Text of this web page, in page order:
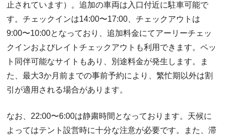
止されています）。追加の車両は入口付近に駐車可能で
す。チェックインは14:00〜17:00、チェックアウトは
9:00〜10:00となっており、追加料金にてアーリーチェッ
クインおよびレイトチェックアウトも利用できます。ペッ
ト同伴可能なサイトもあり、別途料金が発生します。ま
た、最大3か月前までの事前予約により、繁忙期以外は割
引が適用される場合があります。
なお、22:00〜6:00は静粛時間となっております。天候に
よってはテント設営時に十分な注意が必要です。また、滞